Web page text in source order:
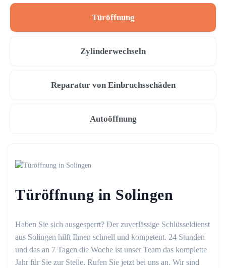
Türöffnung
Zylinderwechseln
Reparatur von Einbruchsschäden
Autoöffnung
Türöffnung in Solingen
Haben Sie sich ausgesperrt? Der zuverlässige Schlüsseldienst
aus Solingen hilft Ihnen schnell und kompetent. 24 Stunden
und das an 7 Tagen die Woche ist unser Team das komplette
Jahr für Sie zur Stelle. Rufen Sie jetzt bei uns an. Wir sind